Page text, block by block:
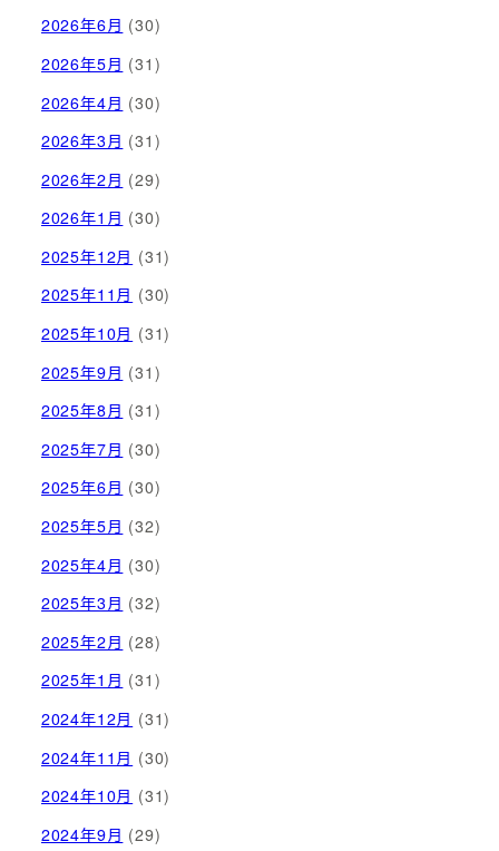
2026年6月 (30)
2026年5月 (31)
2026年4月 (30)
2026年3月 (31)
2026年2月 (29)
2026年1月 (30)
2025年12月 (31)
2025年11月 (30)
2025年10月 (31)
2025年9月 (31)
2025年8月 (31)
2025年7月 (30)
2025年6月 (30)
2025年5月 (32)
2025年4月 (30)
2025年3月 (32)
2025年2月 (28)
2025年1月 (31)
2024年12月 (31)
2024年11月 (30)
2024年10月 (31)
2024年9月 (29)